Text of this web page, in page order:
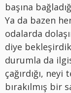
başına
Ya da bazen
odalarda
diye
durumla da
çağırdığı,
bırakılmış bir